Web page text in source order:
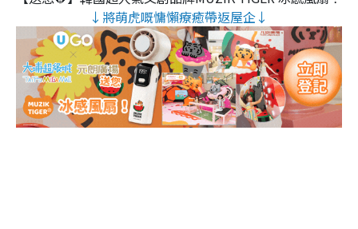
↓將萌虎嘅慵懶療癒帶返屋企↓